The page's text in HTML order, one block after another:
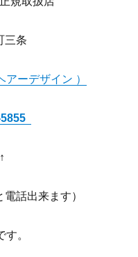
条
ーデザイン ）
電話出来ます）
。